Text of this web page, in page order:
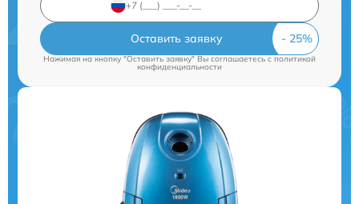
Оставить заявку
Нажимая на кнопку "Оставить заявку" Вы соглашаетесь cполитикой
конфиденциальности